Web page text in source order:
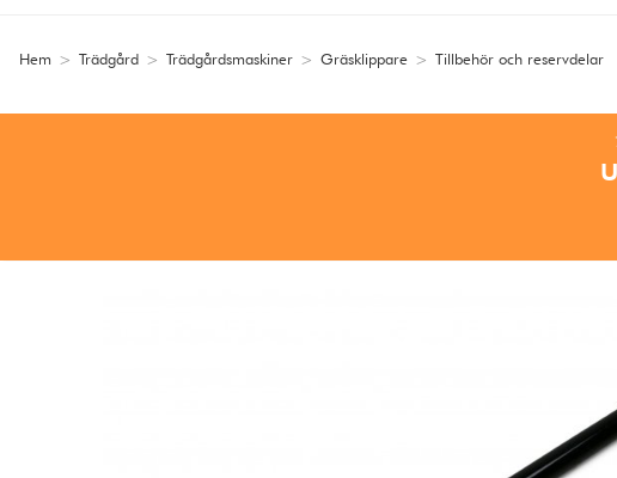
Hem > Trädgård > Trädgårdsmaskiner > Gräsklippare > Tillbehör och reservdelar